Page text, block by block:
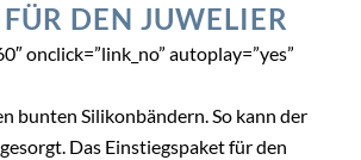
DEN JUWELIER
onclick=”link_no” autoplay=”yes”
bunten Silikonbändern. So kann der
Das Einstiegspaket für den